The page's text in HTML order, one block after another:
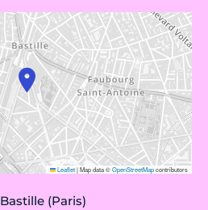
Leaflet|Map data ©OpenStreetMapcontributors
Bastille (Paris)